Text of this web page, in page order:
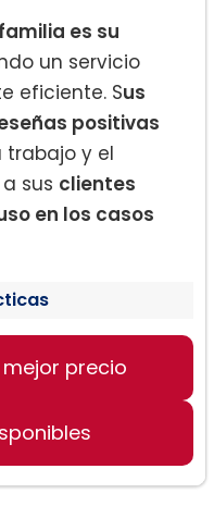
es su
un servicio
eficiente. Sus
positivas
trabajo y el
sus clientes
en los casos
precio